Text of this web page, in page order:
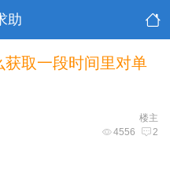
助
取一段时间里对单
楼主
4556 2